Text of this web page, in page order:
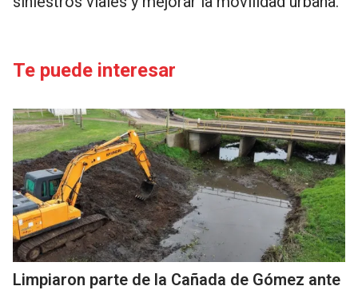
Te puede interesar
Limpiaron parte de la Cañada de Gómez ante